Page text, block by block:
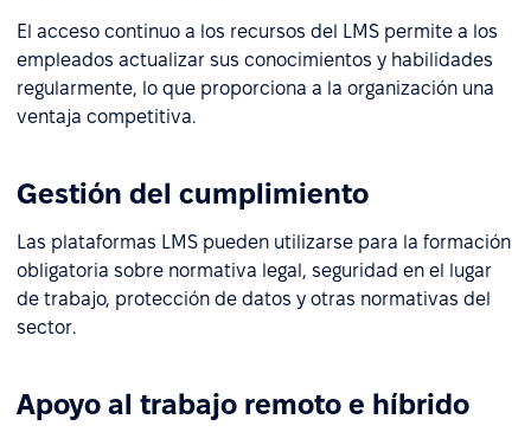
El acceso continuo a los recursos del LMS permite a los
empleados actualizar sus conocimientos y habilidades
regularmente, lo que proporciona a la organización una
ventaja competitiva.
Gestión del cumplimiento
Las plataformas LMS pueden utilizarse para la formación
obligatoria sobre normativa legal, seguridad en el lugar
de trabajo, protección de datos y otras normativas del
sector.
Apoyo al trabajo remoto e híbrido